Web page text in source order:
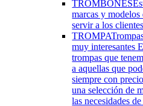
TROMBONES
marcas y
servir a los
TROMPA
muy interesantes
trompas que
a aquellas que
siempre con
una selección de
las necesidades